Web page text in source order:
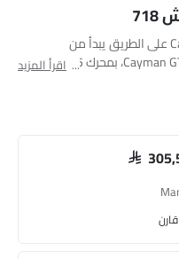
سعر بورش 718 Cayman GTS 4.0 Manual على الطريق يبدأ من
SAR 421,100. الفئة 718 Cayman GTS 4.0 Manual، بمحرك 3995 cc
اقرأ المزيد
SAR
قارن